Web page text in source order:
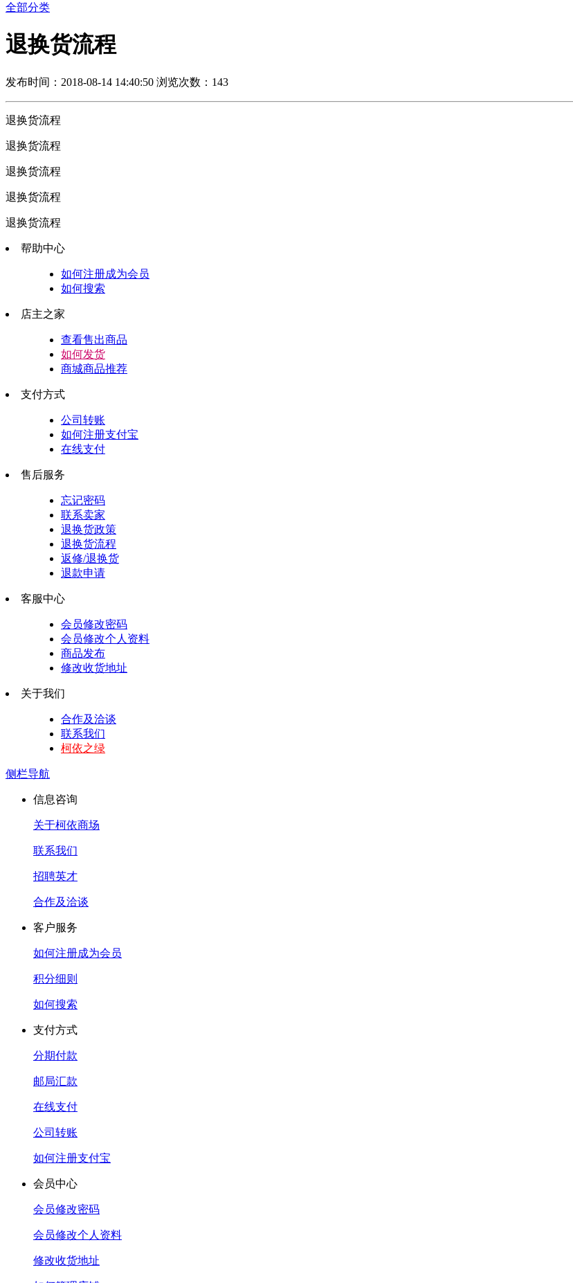
全部分类
退换货流程
发布时间：2018-08-14 14:40:50 浏览次数：143
退换货流程
退换货流程
退换货流程
退换货流程
退换货流程
帮助中心
如何注册成为会员
如何搜索
店主之家
查看售出商品
如何发货
商城商品推荐
支付方式
公司转账
如何注册支付宝
在线支付
售后服务
忘记密码
联系卖家
退换货政策
退换货流程
返修/退换货
退款申请
客服中心
会员修改密码
会员修改个人资料
商品发布
修改收货地址
关于我们
合作及洽谈
联系我们
柯依之绿
侧栏导航
信息咨询
关于柯依商场
联系我们
招聘英才
合作及洽谈
客户服务
如何注册成为会员
积分细则
如何搜索
支付方式
分期付款
邮局汇款
在线支付
公司转账
如何注册支付宝
会员中心
会员修改密码
会员修改个人资料
修改收货地址